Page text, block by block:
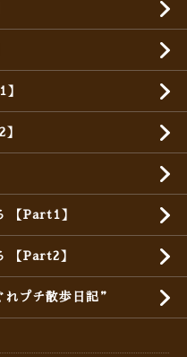
【Part1】
【Part2】
プチ散歩日記”